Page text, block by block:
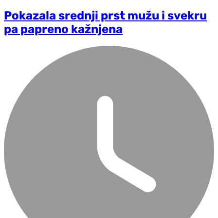
Pokazala srednji prst mužu i svekru
pa papreno kažnjena